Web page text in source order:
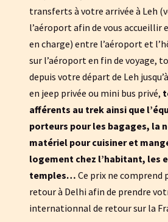
transferts à votre arrivée à Leh
l’aéroport afin de vous accueillir
en charge) entre l’aéroport et
sur l’aéroport en fin de voyage,
depuis votre départ de Leh
en jeep privée ou mini bus privé,
afférents au trek ainsi que
porteurs pour les bagages, la
matériel pour cuisiner et
logement chez l’habitant, les
temples… Ce prix ne comprend
retour à Delhi afin de prendre
internationnal de retour sur la